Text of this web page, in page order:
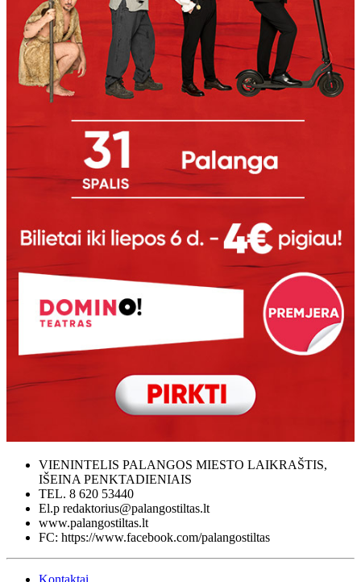
VIENINTELIS PALANGOS MIESTO LAIKRAŠTIS,
IŠEINA PENKTADIENIAIS
TEL. 8 620 53440
El.p redaktorius@palangostiltas.lt
www.palangostiltas.lt
FC: https://www.facebook.com/palangostiltas
Kontaktai